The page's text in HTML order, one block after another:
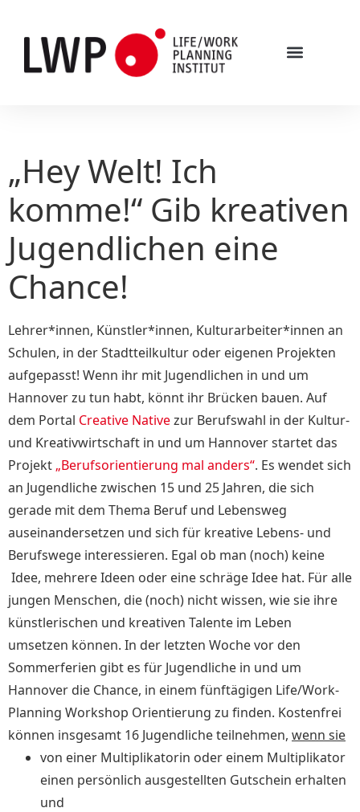
„Hey Welt! Ich
komme!“ Gib kreativen
Jugendlichen eine
Chance!
Lehrer*innen, Künstler*innen, Kulturarbeiter*innen an
Schulen, in der Stadtteilkultur oder eigenen Projekten
aufgepasst! Wenn ihr mit Jugendlichen in und um
Hannoverzu tun habt, könnt ihr Brücken bauen. Auf
dem Portal Creative Nativezur Berufswahl in der Kultur-
und Kreativwirtschaft in und um Hannover startet das
Projekt „Berufsorientierung mal anders“. Es wendet sich
an Jugendliche zwischen 15 und 25 Jahren, die sich
gerade mit dem Thema Beruf und Lebensweg
auseinandersetzen und sich für kreative Lebens- und
Berufswege interessieren. Egal ob man (noch) keine
Idee, mehrere Ideen oder eine schräge Idee hat. Für alle
jungen Menschen, die (noch) nicht wissen, wie sie ihre
künstlerischen und kreativen Talente im Leben
umsetzen können. In der letzten Woche vor den
Sommerferien gibt es für Jugendliche in und um
Hannover die Chance, in einem fünftägigen Life/Work-
Planning Workshop Orientierung zu finden. Kostenfrei
können insgesamt 16 Jugendliche teilnehmen, wenn sie
von einer Multiplikatorin oder einem Multiplikator
einen persönlich ausgestellten Gutschein erhalten
und